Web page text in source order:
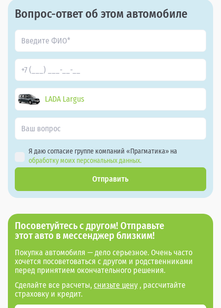
Вопрос-ответ об этом автомобиле
LADA Largus
Я даю согласие группе компаний «Прагматика» на
обработку моих персональных данных.
Отправить
Посоветуйтесь с другом! Отправьте
этот авто в мессенджер близким!
Покупка автомобиля — дело серьезное. Очень часто
хочется посоветоваться с другом и родственниками
перед принятием окончательного решения.
Сделайте все расчеты, снизьте цену , рассчитайте
страховку и кредит.